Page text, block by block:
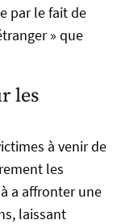
par le fait de
» que
les
à venir de
les
a affronter une
laissant